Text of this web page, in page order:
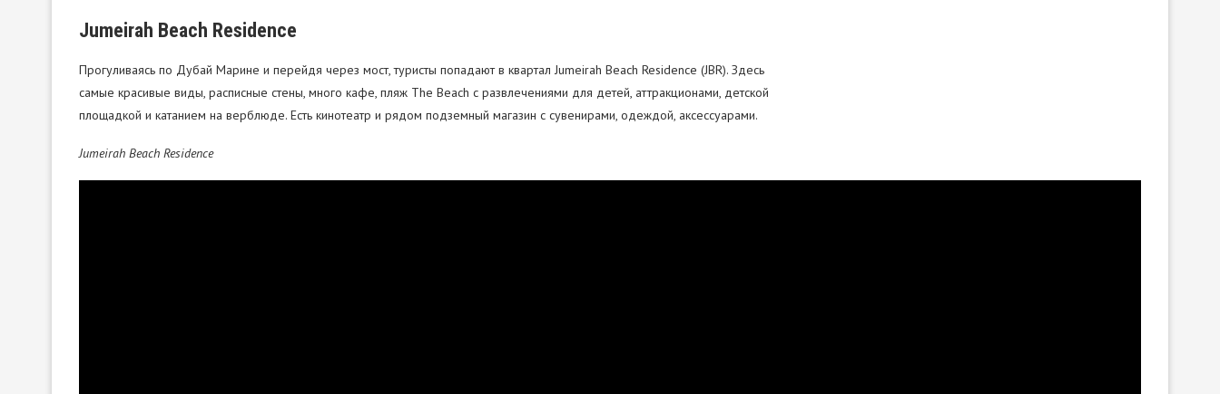
Jumeirah Beach Residence
Прогуливаясь по Дубай Марине и перейдя через мост, туристы попадают в квартал Jumeirah Beach Residence (JBR). Здесь
самые красивые виды, расписные стены, много кафе, пляж The Beach с развлечениями для детей, аттракционами, детской
площадкой и катанием на верблюде. Есть кинотеатр и рядом подземный магазин с сувенирами, одеждой, аксессуарами.
Jumeirah Beach Residence